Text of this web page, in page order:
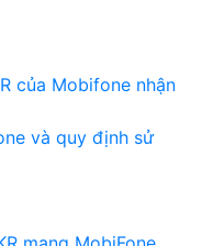
của Mobifone nhận
và quy định sử